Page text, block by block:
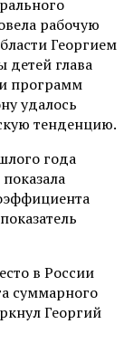
рабочую
Георгием
глава
программ
удалось
тенденцию.
года
в России
суммарного
Георгий